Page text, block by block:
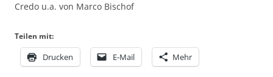
Credo u.a. von Marco Bischof
Teilen mit:
Drucken E-Mail Mehr